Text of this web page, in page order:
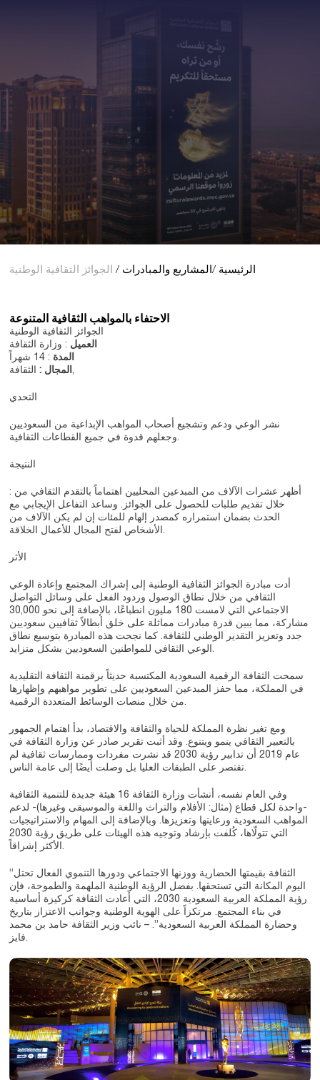
دراسات حالة المشاريع
الرئيسية /المشاريع والمبادرات / الجوائز الثقافية الوطنية
الاحتفاء بالمواهب الثقافية المتنوعة
الجوائز الثقافية الوطنية
العميل : وزارة الثقافة
المدة : 14 شهراً
المجال :
التحدي
نشر الوعي ودعم وتشجيع أصحاب المواهب الإبداعية من السعوديين
النتيجة
: أظهر عشرات الآلاف من المبدعين المحليين اهتماماً بالتقدم الثقافي من
خلال تقديم طلبات للحصول على الجوائز. وساعد التفاعل الإيجابي مع
الحدث بضمان استمراره كمصدر إلهام للمئات إن لم يكن الآلاف من
الأثر
أدت مبادرة الجوائز الثقافية الوطنية إلى إشراك المجتمع وإعادة الوعي
الثقافي من خلال نطاق الوصول وردود الفعل على وسائل التواصل
الاجتماعي التي لامست 180 مليون انطباعًا، بالإضافة إلى نحو 30,000
مشاركة، مما يبين قدرة مبادرات مماثلة على خلق أبطالاً ثقافيين سعوديين
جدد وتعزيز التقدير الوطني للثقافة. كما نجحت هذه المبادرة بتوسيع نطاق
سمحت الثقافة الرقمية السعودية المكتسبة حديثاً برقمنة الثقافة التقليدية
في المملكة، مما حفز المبدعين السعوديين على تطوير مواهبهم وإظهارها
ومع تغير نظرة المملكة للحياة والثقافة والاقتصاد، بدأ اهتمام الجمهور
بالتعبير الثقافي ينمو ويتنوع. وقد أثبت تقرير صادر عن وزارة الثقافة في
عام 2019 أن تدابير رؤية 2030 قد نشرت مفردات وممارسات ثقافية لم
وفي العام نفسه، أنشأت وزارة الثقافة 16 هيئة جديدة للتنمية الثقافية
-واحدة لكل قطاع (مثال: الأفلام والتراث واللغة والموسيقى وغيرها)- لدعم
المواهب السعودية ورعايتها وتعزيزها. وبالإضافة إلى المهام والاستراتيجيات
التي تتولّاها، كُلفت بإرشاد وتوجيه هذه الهيئات على طريق رؤية 2030
“الثقافة بقيمتها الحضارية ووزنها الاجتماعي ودورها التنموي الفعال تحتل
اليوم المكانة التي تستحقها. بفضل الرؤية الوطنية الملهمة والطموحة، فإن
رؤية المملكة العربية السعودية 2030، التي أعادت الثقافة كركيزة أساسية
في بناء المجتمع. مرتكزاً على الهوية الوطنية وجوانب الاعتزاز بتاريخ
وحضارة المملكة العربية السعودية”. – نائب وزير الثقافة حامد بن محمد